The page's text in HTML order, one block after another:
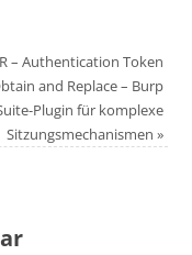
– Authentication Token
and Replace – Burp
Plugin für komplexe
Sitzungsmechanismen»